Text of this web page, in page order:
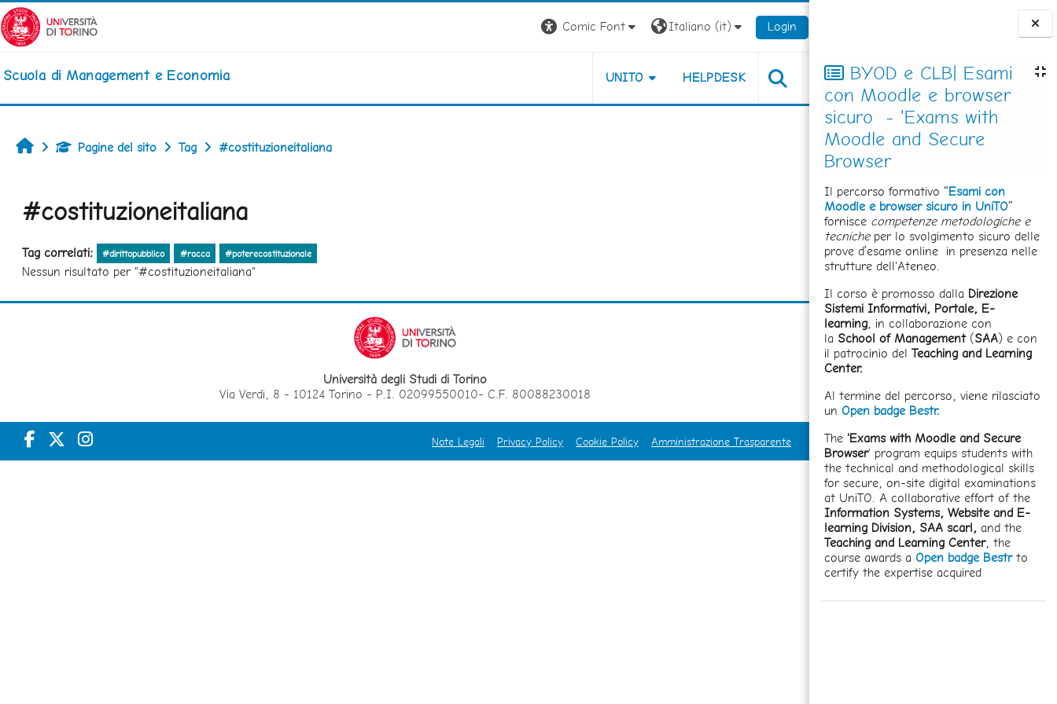
Vai al contenuto principale
Blocchi
BYOD e CLB| Esami
con Moodle e browser
sicuro - 'Exams with
Moodle and Secure
Browser
Il percorso formativo “Esami con
Moodle e browser sicuro in UniTO”
fornisce competenze metodologiche e
tecnicheper lo svolgimento sicuro delle
prove d’esame online in presenza nelle
strutture dell'Ateneo.
Il corso è promosso dalla Direzione
Sistemi Informativi, Portale, E-
learning, in collaborazione con
la School of Management(SAA) e con
il patrocinio delTeaching and Learning
Center.
Al termine del percorso, viene rilasciato
un Open badge Bestr.
The 'Exams with Moodle and Secure
Browser' program equips students with
the technical and methodological skills
for secure, on-site digital examinations
at UniTO. A collaborative effort of the
Information Systems, Website and E-
learning Division, SAA scarl,and the
Teaching and Learning Center, the
course awards a Open badge Bestrto
certify the expertise acquired
Comic Font Italiano ‎(it)‎ Login
Scuola di Management e Economia UNITO HELPDESK
HomePagine del sito Tag #costituzioneitaliana
#costituzioneitaliana
Tag correlati: #dirittopubblico #racca #poterecostituzionale
Nessun risultato per "#costituzioneitaliana"
Università degli Studi di Torino
Via Verdi, 8 - 10124 Torino - P.I. 02099550010- C.F. 80088230018
Note Legali Privacy Policy Cookie Policy Amministrazione Trasparente